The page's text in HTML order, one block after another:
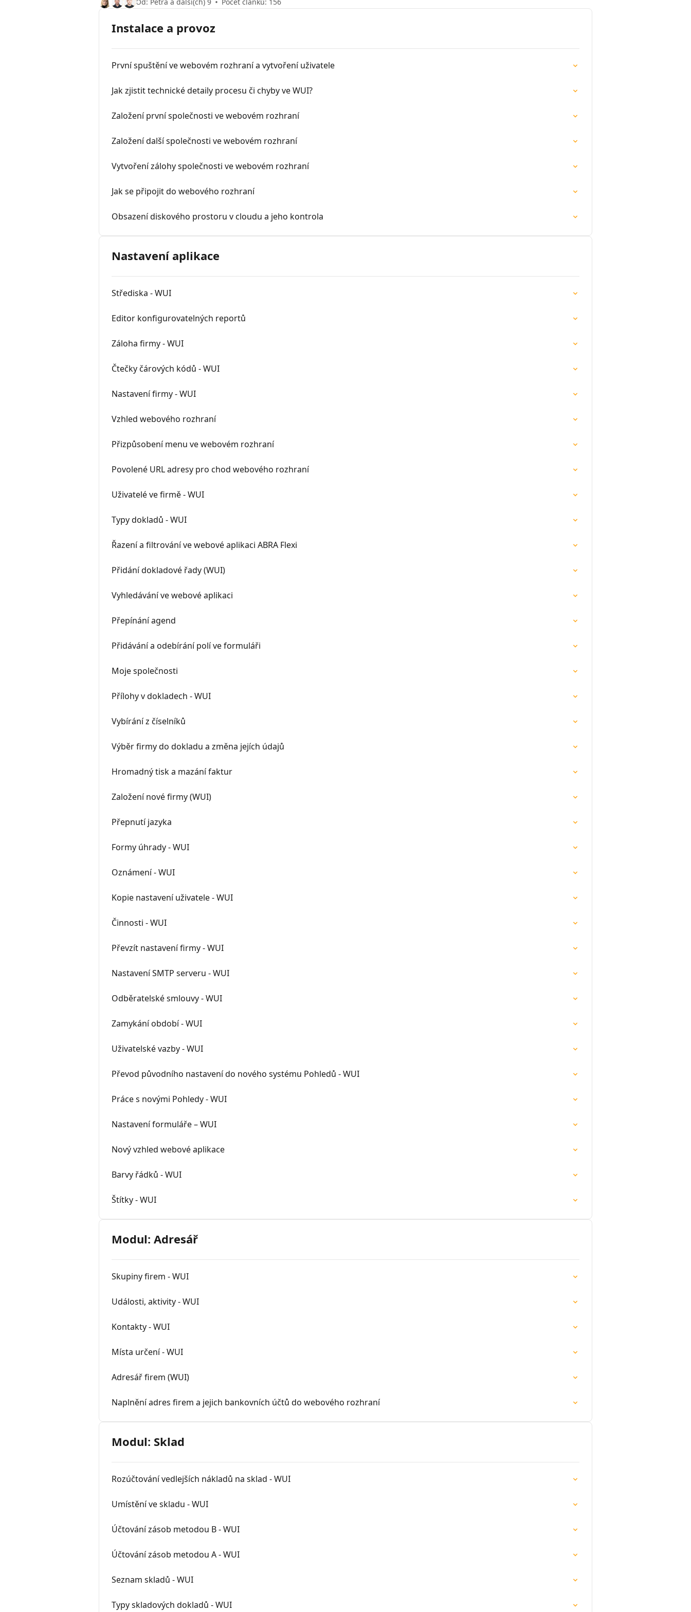
Instalace a provoz
První spuštění ve webovém rozhraní a vytvoření uživatele
Jak zjistit technické detaily procesu či chyby ve WUI?
Založení první společnosti ve webovém rozhraní
Založení další společnosti ve webovém rozhraní
Vytvoření zálohy společnosti ve webovém rozhraní
Jak se připojit do webového rozhraní
Obsazení diskového prostoru v cloudu a jeho kontrola
Nastavení aplikace
Střediska - WUI
Editor konfigurovatelných reportů
Záloha firmy - WUI
Čtečky čárových kódů - WUI
Nastavení firmy - WUI
Vzhled webového rozhraní
Přizpůsobení menu ve webovém rozhraní
Povolené URL adresy pro chod webového rozhraní
Uživatelé ve firmě - WUI
Typy dokladů - WUI
Řazení a filtrování ve webové aplikaci ABRA Flexi
Přidání dokladové řady (WUI)
Vyhledávání ve webové aplikaci
Přepínání agend
Přidávání a odebírání polí ve formuláři
Moje společnosti
Přílohy v dokladech - WUI
Vybírání z číselníků
Výběr firmy do dokladu a změna jejích údajů
Hromadný tisk a mazání faktur
Založení nové firmy (WUI)
Přepnutí jazyka
Formy úhrady - WUI
Oznámení - WUI
Kopie nastavení uživatele - WUI
Činnosti - WUI
Převzít nastavení firmy - WUI
Nastavení SMTP serveru - WUI
Odběratelské smlouvy - WUI
Zamykání období - WUI
Uživatelské vazby - WUI
Převod původního nastavení do nového systému Pohledů - WUI
Práce s novými Pohledy - WUI
Nastavení formuláře – WUI
Nový vzhled webové aplikace
Barvy řádků - WUI
Štítky - WUI
Modul: Adresář
Skupiny firem - WUI
Události, aktivity - WUI
Kontakty - WUI
Místa určení - WUI
Adresář firem (WUI)
Naplnění adres firem a jejich bankovních účtů do webového rozhraní
Modul: Sklad
Rozúčtování vedlejších nákladů na sklad - WUI
Umístění ve skladu - WUI
Účtování zásob metodou B - WUI
Účtování zásob metodou A - WUI
Seznam skladů - WUI
Typy skladových dokladů - WUI